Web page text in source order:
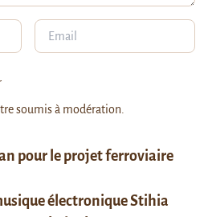
pour le projet ferroviaire
électronique Stihia
soumis à modération.